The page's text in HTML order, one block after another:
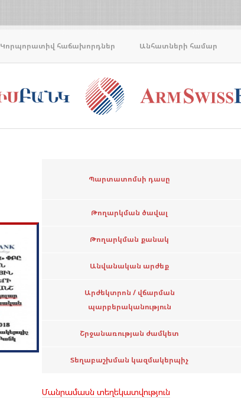
Կորպորատիվ հաճախորդներ Անհատների համար
Պարտատոմսի դասը
Թողարկման ծավալ
Թողարկման քանակ
Անվանական արժեք
Արժեկտրոն / վճարման
պարբերականություն
Շրջանառության ժամկետ
Տեղաբաշխման կազմակերպիչ
Մանրամասն տեղեկատվություն